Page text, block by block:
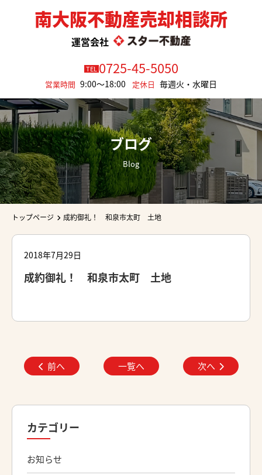
南大阪不動産売却相談所
運営会社
TEL0725-45-5050
営業時間 9:00～18:00 定休日 毎週火・水曜日
ブログ
Blog
トップページ 成約御礼！ 和泉市太町 土地
2018年7月29日
成約御礼！ 和泉市太町 土地
前へ 一覧へ 次へ
カテゴリー
お知らせ